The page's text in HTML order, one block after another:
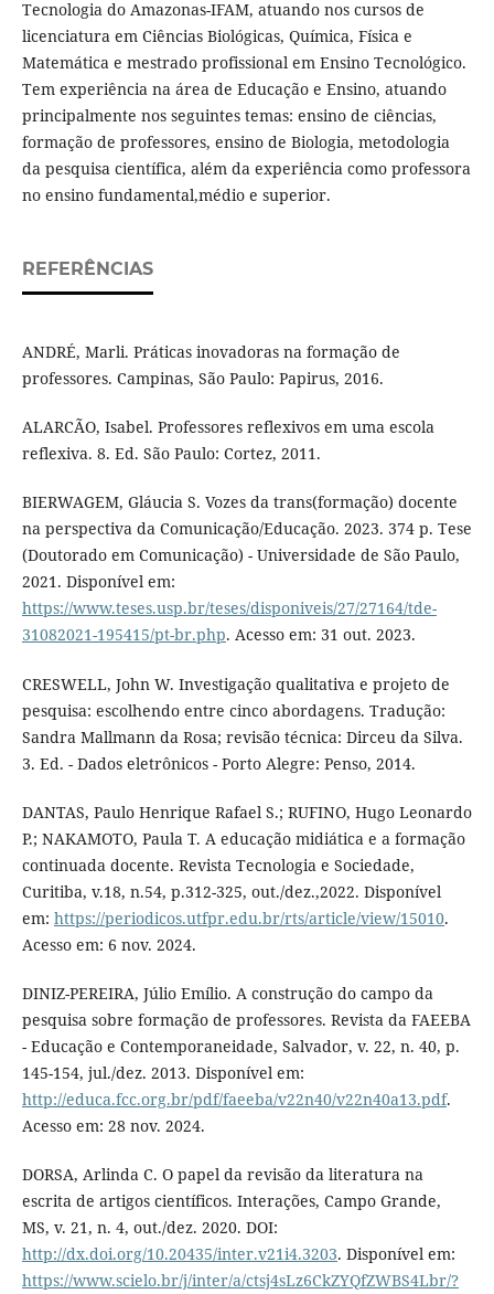
Tecnologia do Amazonas-IFAM, atuando nos cursos de
licenciatura em Ciências Biológicas, Química, Física e
Matemática e mestrado profissional em Ensino Tecnológico.
Tem experiência na área de Educação e Ensino, atuando
principalmente nos seguintes temas: ensino de ciências,
formação de professores, ensino de Biologia, metodologia
da pesquisa científica, além da experiência como professora
no ensino fundamental,médio e superior.
REFERÊNCIAS
ANDRÉ, Marli. Práticas inovadoras na formação de
professores. Campinas, São Paulo: Papirus, 2016.
ALARCÃO, Isabel. Professores reflexivos em uma escola
reflexiva. 8. Ed. São Paulo: Cortez, 2011.
BIERWAGEM, Gláucia S. Vozes da trans(formação) docente
na perspectiva da Comunicação/Educação. 2023. 374 p. Tese
(Doutorado em Comunicação) - Universidade de São Paulo,
2021. Disponível em:
https://www.teses.usp.br/teses/disponiveis/27/27164/tde-
31082021-195415/pt-br.php. Acesso em: 31 out. 2023.
CRESWELL, John W. Investigação qualitativa e projeto de
pesquisa: escolhendo entre cinco abordagens. Tradução:
Sandra Mallmann da Rosa; revisão técnica: Dirceu da Silva.
3. Ed. - Dados eletrônicos - Porto Alegre: Penso, 2014.
DANTAS, Paulo Henrique Rafael S.; RUFINO, Hugo Leonardo
P.; NAKAMOTO, Paula T. A educação midiática e a formação
continuada docente. Revista Tecnologia e Sociedade,
Curitiba, v.18, n.54, p.312-325, out./dez.,2022. Disponível
em: https://periodicos.utfpr.edu.br/rts/article/view/15010.
Acesso em: 6 nov. 2024.
DINIZ-PEREIRA, Júlio Emílio. A construção do campo da
pesquisa sobre formação de professores. Revista da FAEEBA
- Educação e Contemporaneidade, Salvador, v. 22, n. 40, p.
145-154, jul./dez. 2013. Disponível em:
http://educa.fcc.org.br/pdf/faeeba/v22n40/v22n40a13.pdf.
Acesso em: 28 nov. 2024.
DORSA, Arlinda C. O papel da revisão da literatura na
escrita de artigos científicos. Interações, Campo Grande,
MS, v. 21, n. 4, out./dez. 2020. DOI:
http://dx.doi.org/10.20435/inter.v21i4.3203. Disponível em:
https://www.scielo.br/j/inter/a/ctsj4sLz6CkZYQfZWBS4Lbr/?